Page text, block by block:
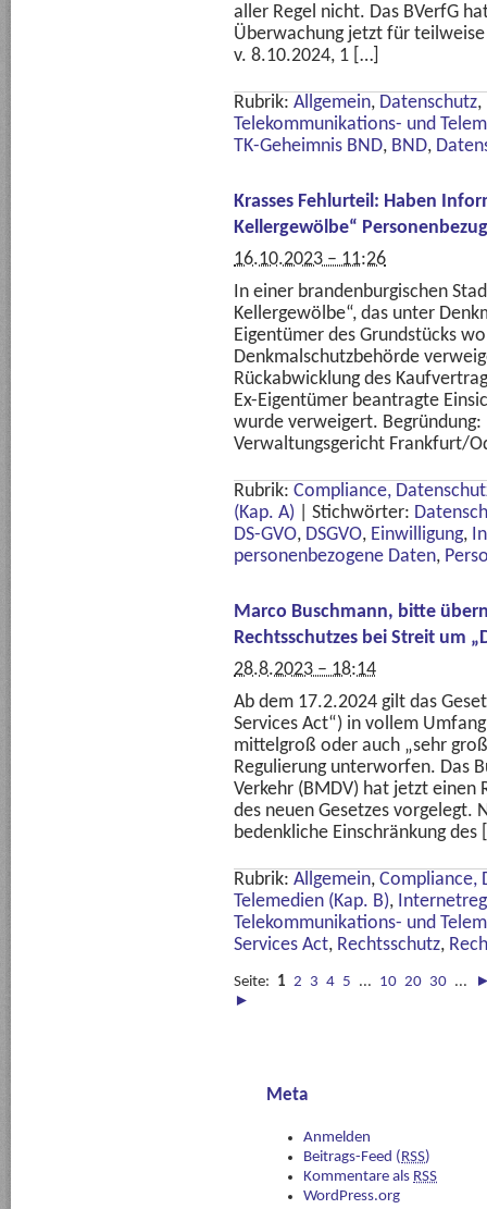
aller Regel nicht. Das BVerfG
Überwachung jetzt für
v. 8.10.2024, 1 […]
Rubrik: Allgemein, Datenschutz,
Telekommunikations- und
TK-Geheimnis BND, BND,
Krasses Fehlurteil: Haben
Kellergewölbe“
16.10.2023 – 11:26
In einer brandenburgischen
Kellergewölbe“, das unter
Eigentümer des Grundstücks
Denkmalschutzbehörde
Rückabwicklung des
Ex-Eigentümer beantragte
wurde verweigert. Begründung:
Verwaltungsgericht Frankfurt/
Rubrik: Compliance,
(Kap. A)
Stichwörter:
DS-GVO, DSGVO, Einwilligung,
personenbezogene Daten,
Marco Buschmann, bitte
Rechtsschutzes bei Streit um
28.8.2023 – 18:14
Ab dem 17.2.2024 gilt das
Services Act“) in vollem
mittelgroß oder auch „sehr
Regulierung unterworfen. Das
Verkehr (BMDV) hat jetzt
des neuen Gesetzes vorgelegt.
bedenkliche Einschränkung des
Rubrik: Allgemein, Compliance,
Telemedien (Kap. B),
Telekommunikations- und
Services Act, Rechtsschutz,
Seite: 1 2 3 4 5 ... 10 20 30 ...
►
Meta
Anmelden
Beitrags-Feed (RSS)
Kommentare als RSS
WordPress.org